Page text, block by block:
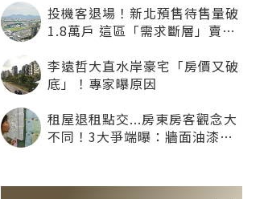
投機客退場！新北預售待售量破
1.8萬戶 這區「需求斷層」賣壓
李遠哲大直水岸豪宅「房價又破
底」！專家曝原因
租屋退租點交...房東房客觀念大
不同！3大爭端曝：牆面油漆、